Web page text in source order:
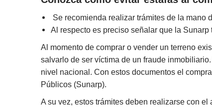
Se recomienda realizar trámites de la mano
Al respecto es preciso señalar que la
Al momento de comprar o vender un terreno
salvarlo de ser víctima de un fraude
nivel nacional. Con estos documentos el
Públicos (Sunarp).
A su vez, estos trámites deben realizarse con